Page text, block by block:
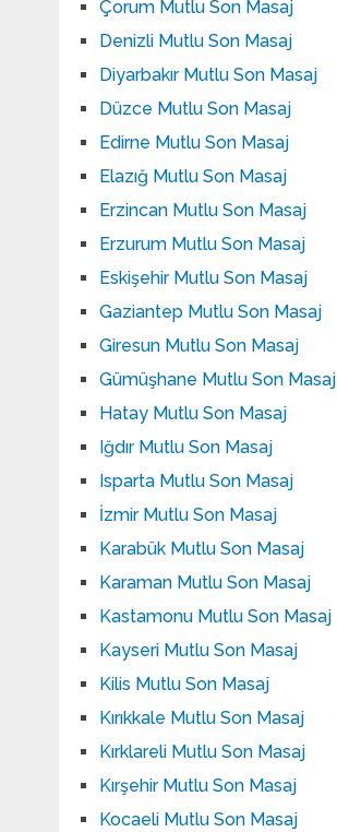
Çorum Mutlu Son Masaj
Denizli Mutlu Son Masaj
Diyarbakır Mutlu Son Masaj
Düzce Mutlu Son Masaj
Edirne Mutlu Son Masaj
Elazığ Mutlu Son Masaj
Erzincan Mutlu Son Masaj
Erzurum Mutlu Son Masaj
Eskişehir Mutlu Son Masaj
Gaziantep Mutlu Son Masaj
Giresun Mutlu Son Masaj
Gümüşhane Mutlu Son Masaj
Hatay Mutlu Son Masaj
Iğdır Mutlu Son Masaj
Isparta Mutlu Son Masaj
İzmir Mutlu Son Masaj
Karabük Mutlu Son Masaj
Karaman Mutlu Son Masaj
Kastamonu Mutlu Son Masaj
Kayseri Mutlu Son Masaj
Kilis Mutlu Son Masaj
Kırıkkale Mutlu Son Masaj
Kırklareli Mutlu Son Masaj
Kırşehir Mutlu Son Masaj
Kocaeli Mutlu Son Masaj